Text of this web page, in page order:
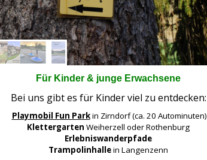
Für Kinder & junge Erwachsene
Bei uns gibt es für Kinder viel zu entdecken:
Playmobil Fun Parkin Zirndorf (ca. 20 Autominuten)
Klettergarten Weiherzell oder Rothenburg
Erlebniswanderpfade
Trampolinhallein Langenzenn